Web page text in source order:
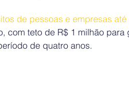
de pessoas e empresas
com teto de R$ 1 milhão
de quatro anos.